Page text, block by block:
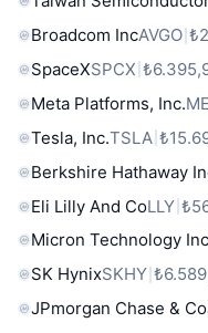
Broadcom IncAVGO
SpaceXSPCX
Meta Platforms, Inc.
Tesla, Inc.TSLA
Berkshire Hathaway
Eli Lilly And CoLLY
Micron Technology Inc
SK HynixSKHY
JPmorgan Chase & Co